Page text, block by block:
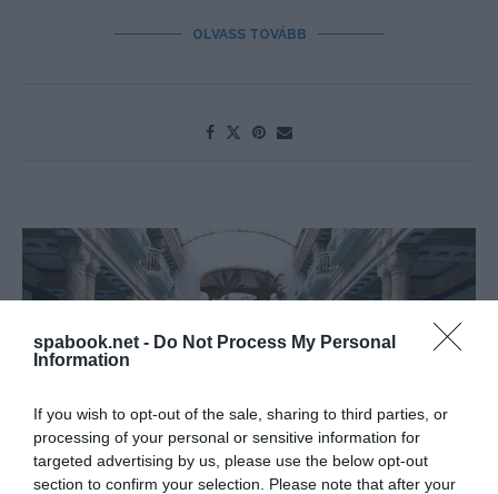
spabook.net - Do Not Process My Personal
Information
If you wish to opt-out of the sale, sharing to third parties, or
processing of your personal or sensitive information for
targeted advertising by us, please use the below opt-out
section to confirm your selection. Please note that after your
OLVASS TOVÁBB